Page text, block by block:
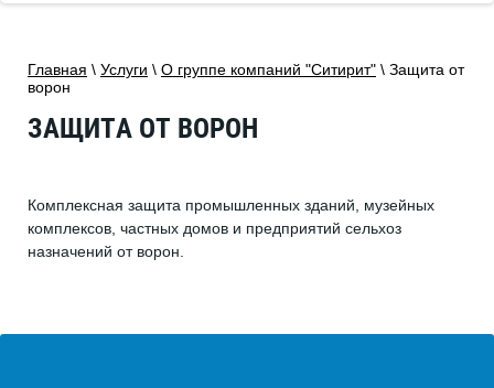
Главная \ Услуги \ О группе компаний "Ситирит" \ Защита от
ворон
ЗАЩИТА ОТ ВОРОН
Комплексная защита промышленных зданий, музейных
комплексов, частных домов и предприятий сельхоз
назначений от ворон.